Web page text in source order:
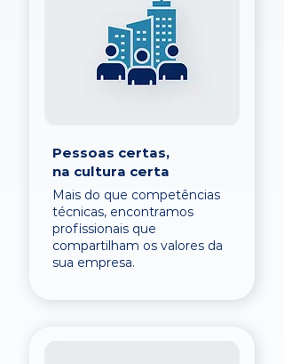
Pessoas certas,
na cultura certa
Mais do que competências
técnicas, encontramos
profissionais que
compartilham os valores da
sua empresa.